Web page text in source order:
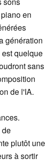
en
génération
quelque
sans
de l'IA.
de
plutôt une
à sortir